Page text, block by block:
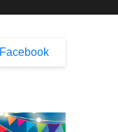
Facebook